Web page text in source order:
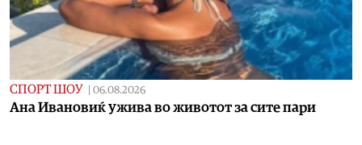
СПОРТ ШОУ | 06.08.2026
Aна Ивановиќ ужива во животот за сите пари